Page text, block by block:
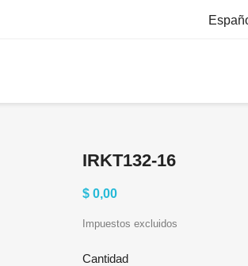
IRKT132-16
$ 0,00
Impuestos excluidos
Cantidad